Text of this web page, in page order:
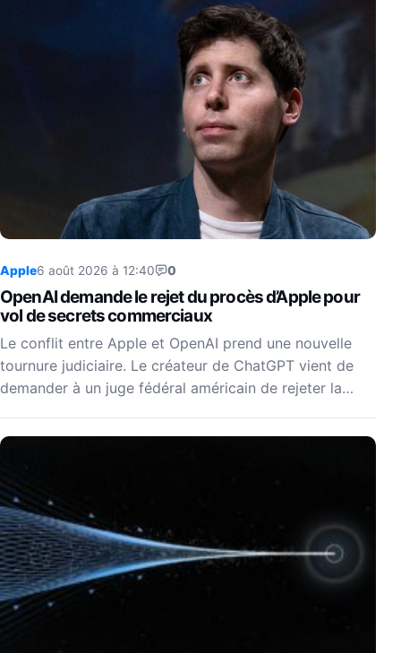
Apple6 août 2026 à 12:40 0
OpenAI demande le rejet du procès d’Apple pour
vol de secrets commerciaux
Le conflit entre Apple et OpenAI prend une nouvelle
tournure judiciaire. Le créateur de ChatGPT vient de
demander à un juge fédéral américain de rejeter la…